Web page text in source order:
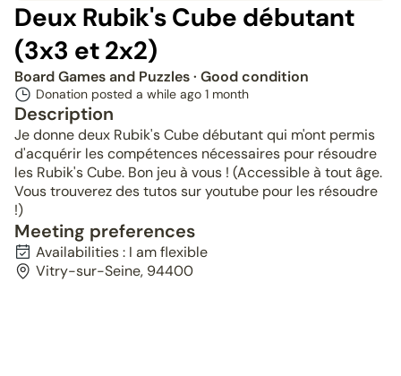
Deux Rubik's Cube débutant
(3x3 et 2x2)
Board Games and Puzzles· Good condition
Donation posted a while ago 1 month
Description
Je donne deux Rubik's Cube débutant qui m'ont permis
d'acquérir les compétences nécessaires pour résoudre
les Rubik's Cube. Bon jeu à vous ! (Accessible à tout âge.
Vous trouverez des tutos sur youtube pour les résoudre
!)
Meeting preferences
Availabilities : I am flexible
Vitry-sur-Seine, 94400